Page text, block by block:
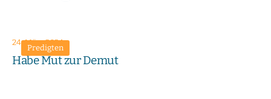
Predigten
24. März 2024
Habe Mut zur Demut